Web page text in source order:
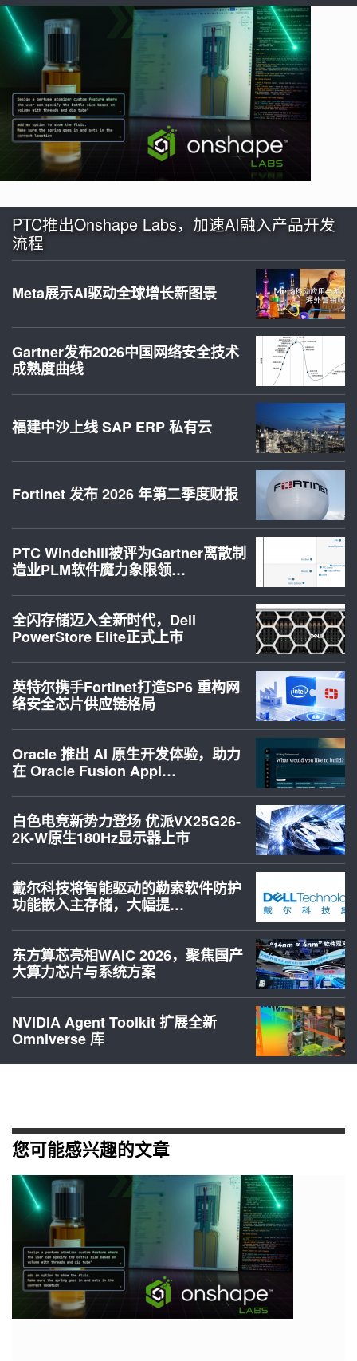
PTC推出Onshape Labs，加速AI融入产品开发
流程
Meta展示AI驱动全球增长新图景
Gartner发布2026中国网络安全技术
成熟度曲线
福建中沙上线 SAP ERP 私有云
Fortinet 发布 2026 年第二季度财报
PTC Windchill被评为Gartner离散制
造业PLM软件魔力象限领…
全闪存储迈入全新时代，Dell
PowerStore Elite正式上市
英特尔携手Fortinet打造SP6 重构网
络安全芯片供应链格局
Oracle 推出 AI 原生开发体验，助力
在 Oracle Fusion Appl…
白色电竞新势力登场 优派VX25G26-
2K-W原生180Hz显示器上市
戴尔科技将智能驱动的勒索软件防护
功能嵌入主存储，大幅提…
东方算芯亮相WAIC 2026，聚焦国产
大算力芯片与系统方案
NVIDIA Agent Toolkit 扩展全新
Omniverse 库
您可能感兴趣的文章